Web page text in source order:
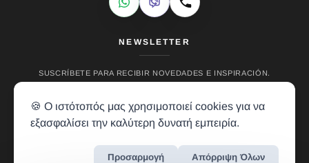
WhatsApp
Viber Llamar
NEWSLETTER
SUSCRÍBETE PARA RECIBIR NOVEDADES E INSPIRACIÓN.
🍪 Ο ιστότοπός μας χρησιμοποιεί cookies για να
εξασφαλίσει την καλύτερη δυνατή εμπειρία.
Προσαρμογή Απόρριψη Όλων